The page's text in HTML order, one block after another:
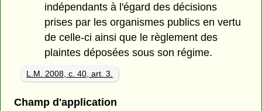
indépendants à l'égard des décisions
prises par les organismes publics en vertu
de celle-ci ainsi que le règlement des
plaintes déposées sous son régime.
L.M. 2008, c. 40, art. 3.
Champ d'application